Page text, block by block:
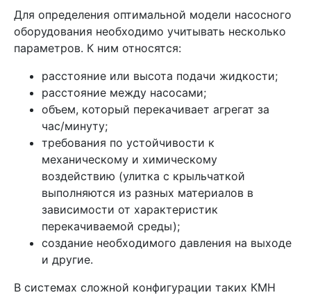
Для определения оптимальной модели насосного
оборудования необходимо учитывать несколько
параметров. К ним относятся:
расстояние или высота подачи жидкости;
расстояние между насосами;
объем, который перекачивает агрегат за
час/минуту;
требования по устойчивости к
механическому и химическому
воздействию (улитка с крыльчаткой
выполняются из разных материалов в
зависимости от характеристик
перекачиваемой среды);
создание необходимого давления на выходе
и другие.
В системах сложной конфигурации таких КМН